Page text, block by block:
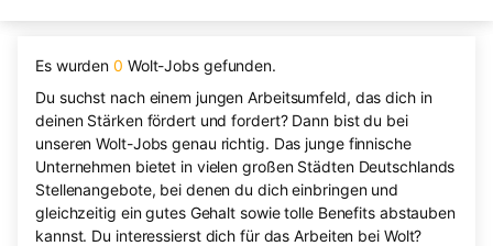
Es wurden0 Wolt-Jobs gefunden.
Du suchst nach einem jungen Arbeitsumfeld, das dich in
deinen Stärken fördert und fordert? Dann bist du bei
unseren Wolt-Jobs genau richtig. Das junge finnische
Unternehmen bietet in vielen großen Städten Deutschlands
Stellenangebote, bei denen du dich einbringen und
gleichzeitig ein gutes Gehalt sowie tolle Benefits abstauben
kannst. Du interessierst dich für das Arbeiten bei Wolt?